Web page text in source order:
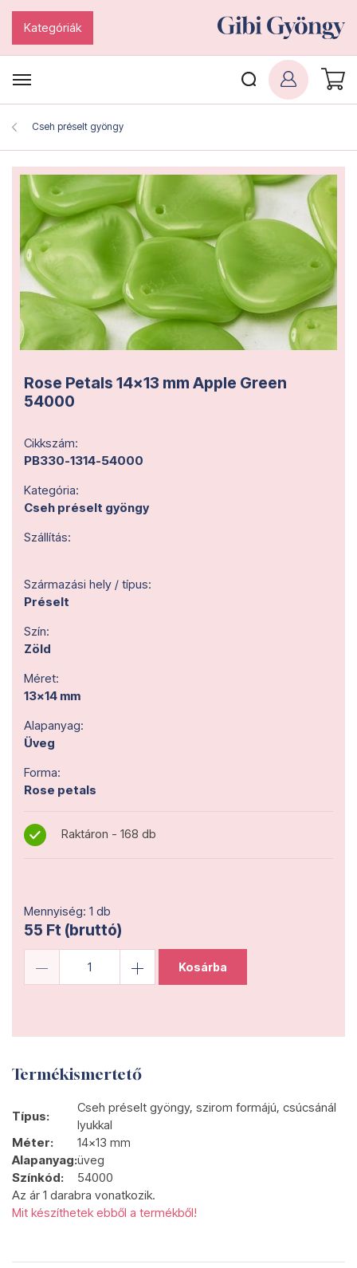
Kategóriák
Cseh préselt gyöngy
Rose Petals 14x13 mm Apple Green
54000
Cikkszám:
PB330-1314-54000
Kategória:
Cseh préselt gyöngy
Szállítás:
Származási hely / típus:
Préselt
Szín:
Zöld
Méret:
13x14 mm
Alapanyag:
Üveg
Forma:
Rose petals
Raktáron - 168 db
Mennyiség: 1 db
55 Ft (bruttó)
Kosárba
Termékismertető
Típus:
Cseh préselt gyöngy, szirom formájú, csúcsánál
lyukkal
Méter:
14x13 mm
Alapanyag:üveg
Színkód:
54000
Az ár 1 darabra vonatkozik.
Mit készíthetek ebből a termékből!